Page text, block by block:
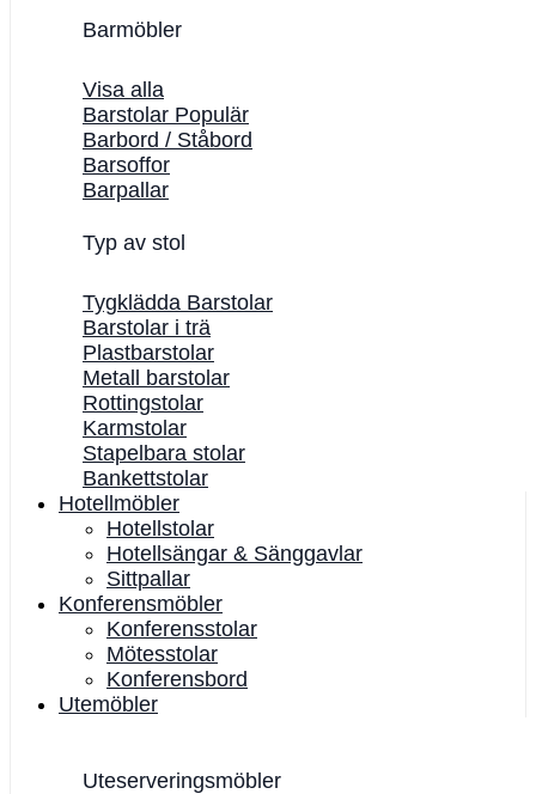
Barmöbler
Visa alla
Barstolar
Barbord / Ståbord
Barsoffor
Barpallar
Typ av stol
Tygklädda Barstolar
Barstolar i trä
Plastbarstolar
Metall barstolar
Rottingstolar
Karmstolar
Stapelbara stolar
Bankettstolar
Hotellmöbler
Hotellstolar
Hotellsängar & Sänggavlar
Sittpallar
Konferensmöbler
Konferensstolar
Mötesstolar
Konferensbord
Utemöbler
Uteserveringsmöbler